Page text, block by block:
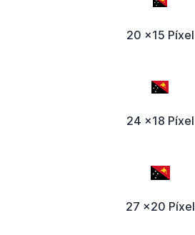
20 x15 Píxel
24 x18 Píxel
27 x20 Píxel